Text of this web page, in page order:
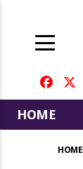
HOME
HOME